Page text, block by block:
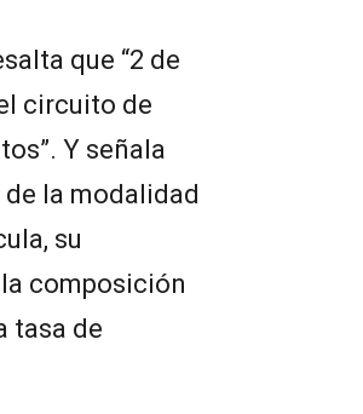
que “2 de
circuito de
Y señala
la modalidad
su
composición
tasa de